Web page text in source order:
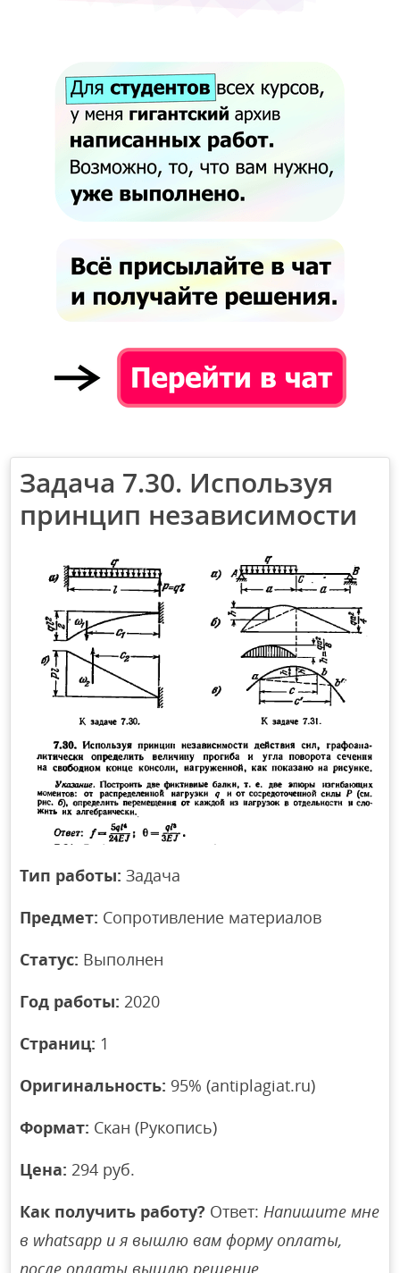
Задача 7.30. Используя
принцип независимости
Тип работы: Задача
Предмет: Сопротивление материалов
Статус: Выполнен
Год работы: 2020
Страниц: 1
Оригинальность: 95% (antiplagiat.ru)
Формат: Скан (Рукопись)
Цена: 294 руб.
Как получить работу? Ответ:Напишите мне
в whatsapp и я вышлю вам форму оплаты,
после оплаты вышлю решение.